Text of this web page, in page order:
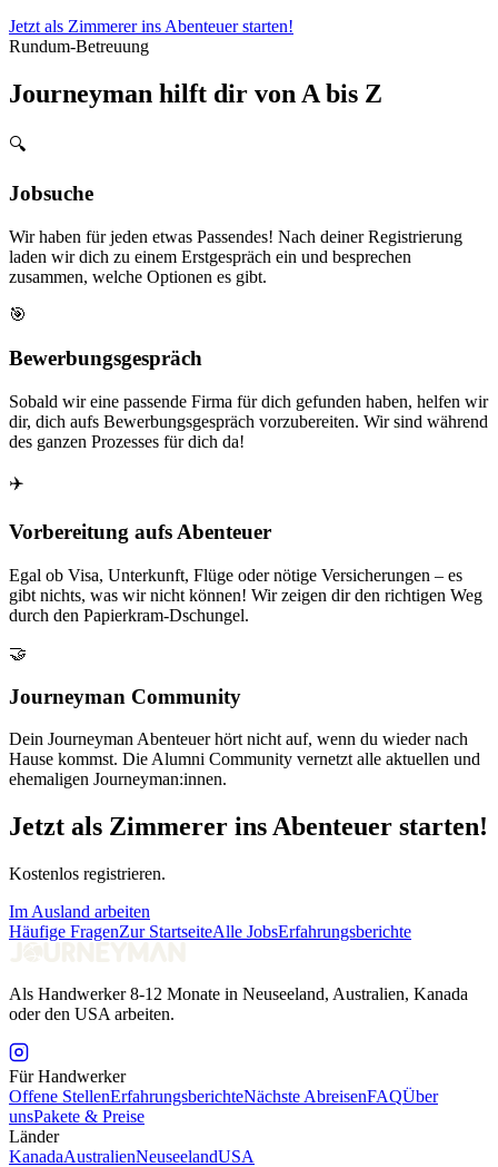
Jetzt als Zimmerer ins Abenteuer starten!
Rundum-Betreuung
Journeyman hilft dir von A bis Z
🔍
Jobsuche
Wir haben für jeden etwas Passendes! Nach deiner Registrierung
laden wir dich zu einem Erstgespräch ein und besprechen
zusammen, welche Optionen es gibt.
🎯
Bewerbungsgespräch
Sobald wir eine passende Firma für dich gefunden haben, helfen wir
dir, dich aufs Bewerbungsgespräch vorzubereiten. Wir sind während
des ganzen Prozesses für dich da!
✈️
Vorbereitung aufs Abenteuer
Egal ob Visa, Unterkunft, Flüge oder nötige Versicherungen – es
gibt nichts, was wir nicht können! Wir zeigen dir den richtigen Weg
durch den Papierkram-Dschungel.
🤝
Journeyman Community
Dein Journeyman Abenteuer hört nicht auf, wenn du wieder nach
Hause kommst. Die Alumni Community vernetzt alle aktuellen und
ehemaligen Journeyman:innen.
Jetzt als Zimmerer ins Abenteuer starten!
Kostenlos registrieren.
Im Ausland arbeiten
Häufige FragenZur StartseiteAlle JobsErfahrungsberichte
Als Handwerker 8-12 Monate in Neuseeland, Australien, Kanada
oder den USA arbeiten.
Für Handwerker
Offene StellenErfahrungsberichteNächste AbreisenFAQÜber
unsPakete & Preise
Länder
KanadaAustralienNeuseelandUSA